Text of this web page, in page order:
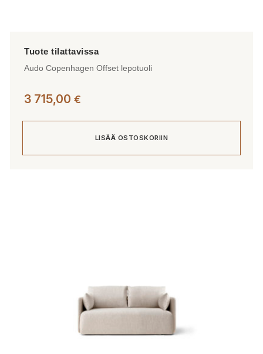
Audo Copenhagen Offset lepotuoli
3 715,00 €
LISÄÄ OSTOSKORIIN